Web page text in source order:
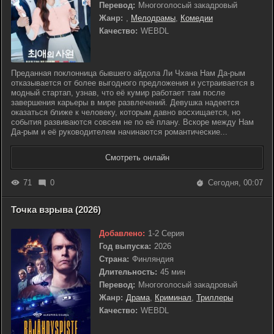
Перевод: Многоголосый закадровый
Жанр: , Мелодрамы, Комедии
Качество: WEBDL
Преданная поклонница бывшего айдола Ли Чхана Нам Да-рым
отказывается от более выгодного предложения и устраивается в
модный стартап, узнав, что её кумир работает там после
завершения карьеры в мире развлечений. Девушка надеется
оказаться ближе к человеку, которым давно восхищается, но
события развиваются совсем не по её плану. Вскоре между Нам
Да-рым и её руководителем начинаются романтические...
Смотреть онлайн
71 0 Сегодня, 00:07
Точка взрыва (2026)
Добавлено: 1-2 Серия
Год выпуска: 2026
Страна: Финляндия
Длительность: 45 мин
Перевод: Многоголосый закадровый
Жанр: Драма, Криминал, Триллеры
Качество: WEBDL